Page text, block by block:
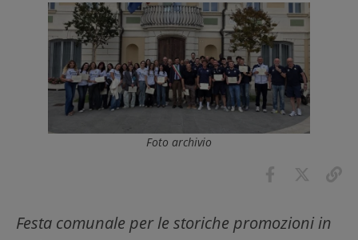
Foto archivio
Festa comunale per le storiche promozioni in